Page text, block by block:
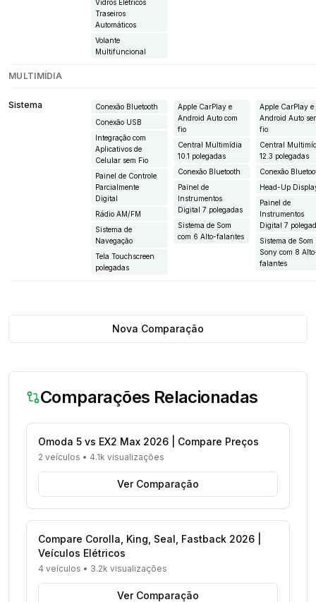
Vidros Elétricos
Traseiros
Automáticos
Volante
Multifuncional
MULTIMÍDIA
Sistema
Conexão Bluetooth
Conexão USB
Integração com
Aplicativos de
Celular sem Fio
Painel de Controle
Parcialmente
Digital
Rádio AM/FM
Sistema de
Navegação
Tela Touchscreen
polegadas
Apple CarPlay e
Android Auto com
fio
Central Multimídia
10.1 polegadas
Conexão Bluetooth
Painel de
Instrumentos
Digital 7 polegadas
Sistema de Som
com 6 Alto-falantes
Apple CarPlay e
Android Auto
fio
Central
12.3 polegadas
Conexão
Head-Up
Painel de
Instrumentos
Digital 7
Sistema de Som
Sony com 8
falantes
Nova Comparação
Comparações Relacionadas
Omoda 5 vs EX2 Max 2026 | Compare Preços
2 veículos • 4.1k visualizações
Ver Comparação
Compare Corolla, King, Seal, Fastback 2026 |
Veículos Elétricos
4 veículos • 3.2k visualizações
Ver Comparação